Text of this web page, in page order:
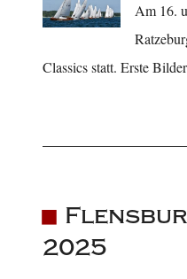
Am 16.
Classics statt. Erste
2025